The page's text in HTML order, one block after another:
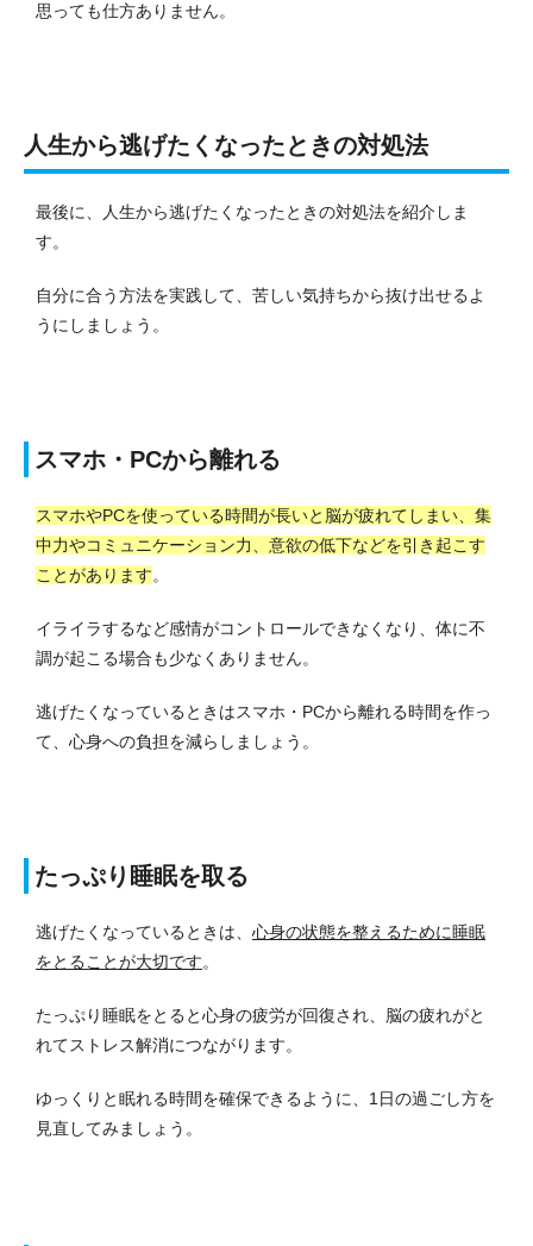
思っても仕方ありません。
人生から逃げたくなったときの対処法
最後に、人生から逃げたくなったときの対処法を紹介しま
す。
自分に合う方法を実践して、苦しい気持ちから抜け出せるよ
うにしましょう。
スマホ・PCから離れる
スマホやPCを使っている時間が長いと脳が疲れてしまい、集
中力やコミュニケーション力、意欲の低下などを引き起こす
ことがあります。
イライラするなど感情がコントロールできなくなり、体に不
調が起こる場合も少なくありません。
逃げたくなっているときはスマホ・PCから離れる時間を作っ
て、心身への負担を減らしましょう。
たっぷり睡眠を取る
逃げたくなっているときは、 心身の状態を整えるために睡眠
をとることが大切です。
たっぷり睡眠をとると心身の疲労が回復され、脳の疲れがと
れてストレス解消につながります。
ゆっくりと眠れる時間を確保できるように、1日の過ごし方を
見直してみましょう。